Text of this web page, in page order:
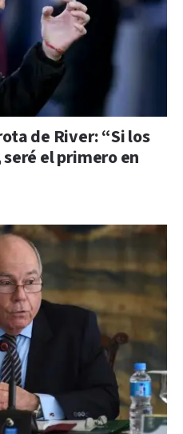
de River: “Si los
el primero en